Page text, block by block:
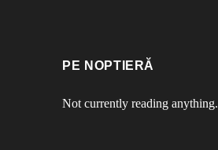
PE NOPTIERĂ
Not currently reading anything.